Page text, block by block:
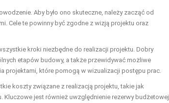
Aby było ono skuteczne, należy zacząć od
Cele te powinny być zgodne z wizją projektu oraz
kroki niezbędne do realizacji projektu. Dobry
etapów budowy, a także przewidywać możliwe
projektami, które pomogą w wizualizacji postępu prac.
koszty związane z realizacją projektu, takie jak
Kluczowe jest również uwzględnienie rezerwy budżetowej